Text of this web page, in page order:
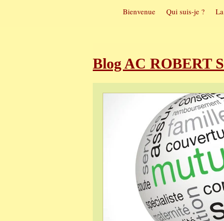
Bienvenue Qui suis-je ?
Blog AC ROBERT
Sophrologie et
Sophrologie et
Visualisation